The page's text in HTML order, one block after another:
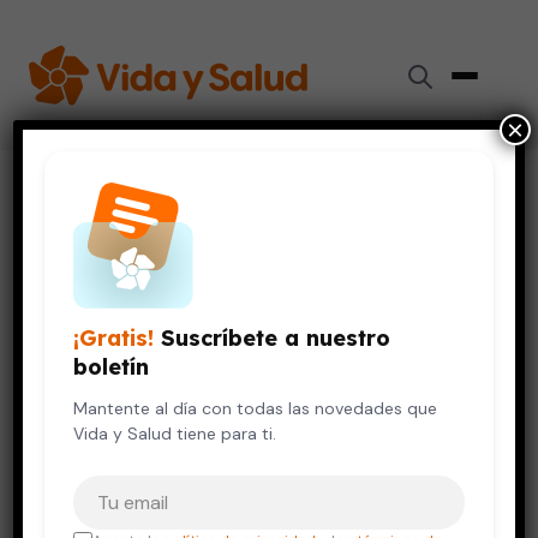
Videos de Salud
SALUD DE LA MUJER
Soplo en el corazón del bebé
12 de octubre, 2023
¡Gratis! Suscríbete a nuestro
boletín
Mantente al día con todas las novedades que
Vida y Salud tiene para ti.
×